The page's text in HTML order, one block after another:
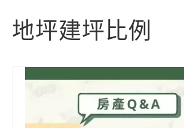
房屋貸款
信用貸款
代書貸款
銀行貸款
地坪建坪比例